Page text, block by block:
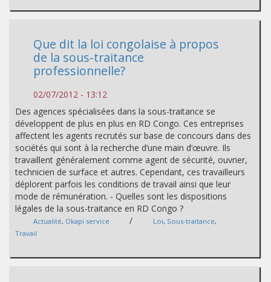
Que dit la loi congolaise à propos
de la sous-traitance
professionnelle?
02/07/2012 - 13:12
Des agences spécialisées dans la sous-traitance se
développent de plus en plus en RD Congo. Ces entreprises
affectent les agents recrutés sur base de concours dans des
sociétés qui sont à la recherche d’une main d’œuvre. Ils
travaillent généralement comme agent de sécurité, ouvrier,
technicien de surface et autres. Cependant, ces travailleurs
déplorent parfois les conditions de travail ainsi que leur
mode de rémunération. - Quelles sont les dispositions
légales de la sous-traitance en RD Congo ?
Actualité, Okapi service / Loi, Sous-traitance,
Travail